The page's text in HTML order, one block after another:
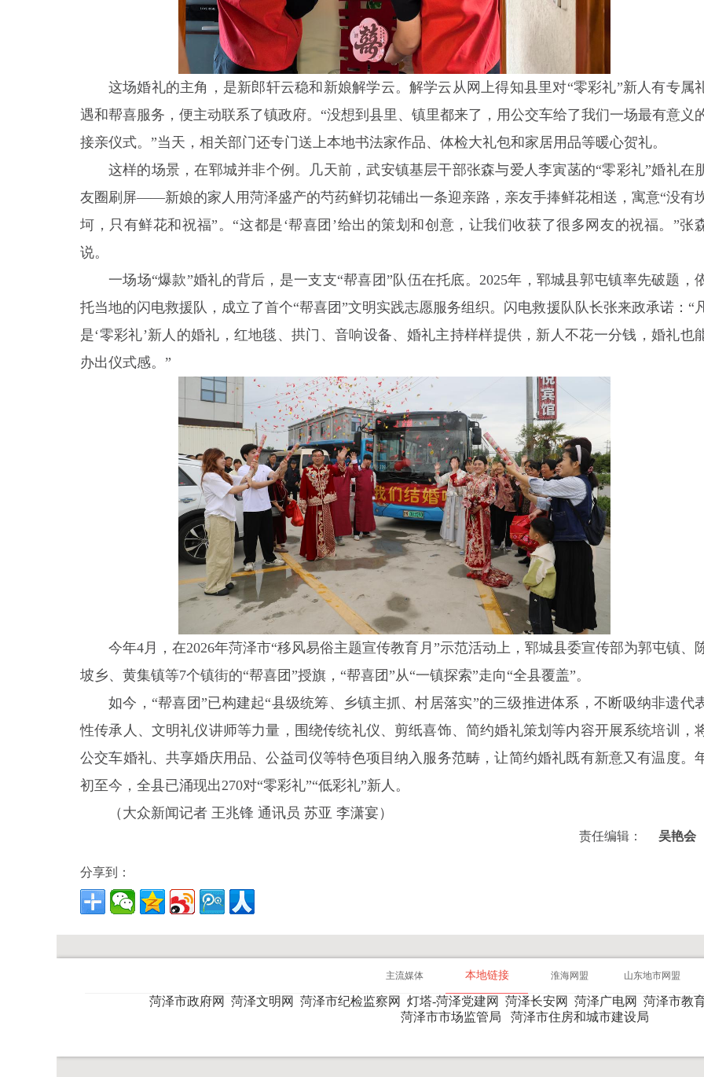
这场婚礼的主角，是新郎轩云稳和新娘解学云。解学云从网上得知县里对“零彩礼”新人有专属
遇和帮喜服务，便主动联系了镇政府。“没想到县里、镇里都来了，用公交车给了我们一场最有意义
接亲仪式。”当天，相关部门还专门送上本地书法家作品、体检大礼包和家居用品等暖心贺礼。
这样的场景，在郓城并非个例。几天前，武安镇基层干部张森与爱人李寅菡的“零彩礼”婚礼在
友圈刷屏——新娘的家人用菏泽盛产的芍药鲜切花铺出一条迎亲路，亲友手捧鲜花相送，寓意“没有
坷，只有鲜花和祝福”。“这都是‘帮喜团’给出的策划和创意，让我们收获了很多网友的祝福。”张
说。
一场场“爆款”婚礼的背后，是一支支“帮喜团”队伍在托底。2025年，郓城县郭屯镇率先破题，
托当地的闪电救援队，成立了首个“帮喜团”文明实践志愿服务组织。闪电救援队队长张来政承诺：“
是‘零彩礼’新人的婚礼，红地毯、拱门、音响设备、婚礼主持样样提供，新人不花一分钱，婚礼也
办出仪式感。”
今年4月，在2026年菏泽市“移风易俗主题宣传教育月”示范活动上，郓城县委宣传部为郭屯镇、
坡乡、黄集镇等7个镇街的“帮喜团”授旗，“帮喜团”从“一镇探索”走向“全县覆盖”。
如今，“帮喜团”已构建起“县级统筹、乡镇主抓、村居落实”的三级推进体系，不断吸纳非遗代
性传承人、文明礼仪讲师等力量，围绕传统礼仪、剪纸喜饰、简约婚礼策划等内容开展系统培训，
公交车婚礼、共享婚庆用品、公益司仪等特色项目纳入服务范畴，让简约婚礼既有新意又有温度。
初至今，全县已涌现出270对“零彩礼”“低彩礼”新人。
（大众新闻记者 王兆锋 通讯员 苏亚 李潇宴）
责任编辑： 吴艳会
分享到：
主流媒体 本地链接 淮海网盟 山东地市网盟
菏泽市政府网 菏泽文明网 菏泽市纪检监察网 灯塔-菏泽党建网 菏泽长安网 菏泽广电网 菏泽市教
菏泽市市场监管局
菏泽市住房和城市建设局